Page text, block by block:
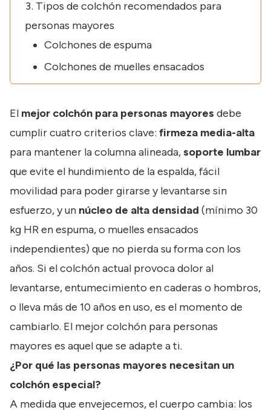
Tipos de colchón recomendados para
personas mayores
Colchones de espuma
Colchones de muelles ensacados
El mejor colchón para personas mayores debe
cumplir cuatro criterios clave: firmeza media-alta
para mantener la columna alineada,soporte lumbar
que evite el hundimiento de la espalda, fácil
movilidad para poder girarse y levantarse sin
esfuerzo, y un núcleo de alta densidad (mínimo 30
kg HR en espuma, o muelles ensacados
independientes) que no pierda su forma con los
años. Si el colchón actual provoca dolor al
levantarse, entumecimiento en caderas o hombros,
o lleva más de 10 años en uso, es el momento de
cambiarlo. El mejor colchón para personas
mayores es aquel que se adapte a ti.
¿Por qué las personas mayores necesitan un
colchón especial?
A medida que envejecemos, el cuerpo cambia: los